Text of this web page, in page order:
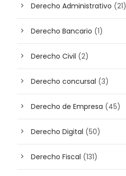
Derecho Administrativo (21)
Derecho Bancario (1)
Derecho Civil (2)
Derecho concursal (3)
Derecho de Empresa (45)
Derecho Digital (50)
Derecho Fiscal (131)